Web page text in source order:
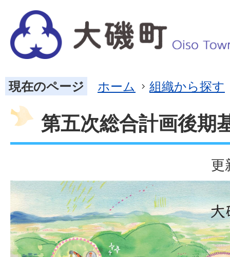
現在のページ ホーム 組織から探す
第五次総合計画後期
更